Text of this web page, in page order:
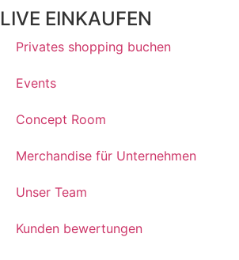
LIVE EINKAUFEN
Privates shopping buchen
Events
Concept Room
Merchandise für Unternehmen
Unser Team
Kunden bewertungen